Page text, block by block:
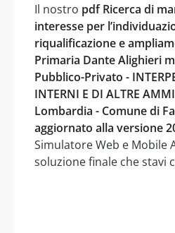
Il nostro pdf Ricerca di
interesse per
riqualificazione e
Primaria Dante Alighieri
Pubblico-Privato -
INTERNI E DI ALTRE
Lombardia - Comune di
aggiornato alla versione
Simulatore Web e Mobile
soluzione finale che stavi